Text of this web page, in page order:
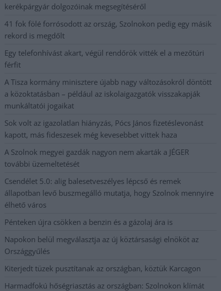
kerékpárgyár dolgozóinak megsegítéséről
41 fok fölé forrósodott az ország, Szolnokon pedig egy másik
rekord is megdőlt
Egy telefonhívást akart, végül rendőrök vitték el a mezőtúri
férfit
A Tisza kormány minisztere újabb nagy változásokról döntött
a közoktatásban – például az iskolaigazgatók visszakapják
munkáltatói jogaikat
Sok volt az igazolatlan hiányzás, Pócs János fizetéslevonást
kapott, más fideszesek még kevesebbet vittek haza
A Szolnok megyei gazdák nagyon nem akarták a JÉGER
további üzemeltetését
Csendélet 5.0: alig balesetveszélyes lépcső és remek
állapotban levő buszmegálló mutatja, hogy Szolnok mennyire
élhető város
Pénteken újra csökken a benzin és a gázolaj ára is
Napokon belül megválasztja az új köztársasági elnököt az
Országgyűlés
Kiterjedt tüzek pusztítanak az országban, köztük Karcagon
Harmadfokú hőségriasztás az országban: Szolnokon klímát